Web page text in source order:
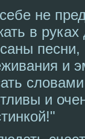
не
в руках
песни,
и
и